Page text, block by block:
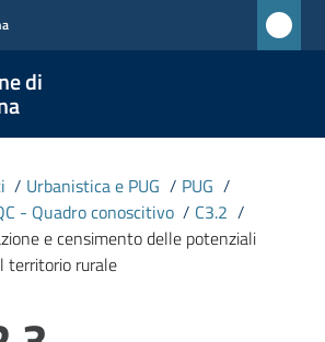
di
/ Urbanistica e PUG / PUG /
- Quadro conoscitivo / C3.2 /
e censimento delle potenziali
territorio rurale